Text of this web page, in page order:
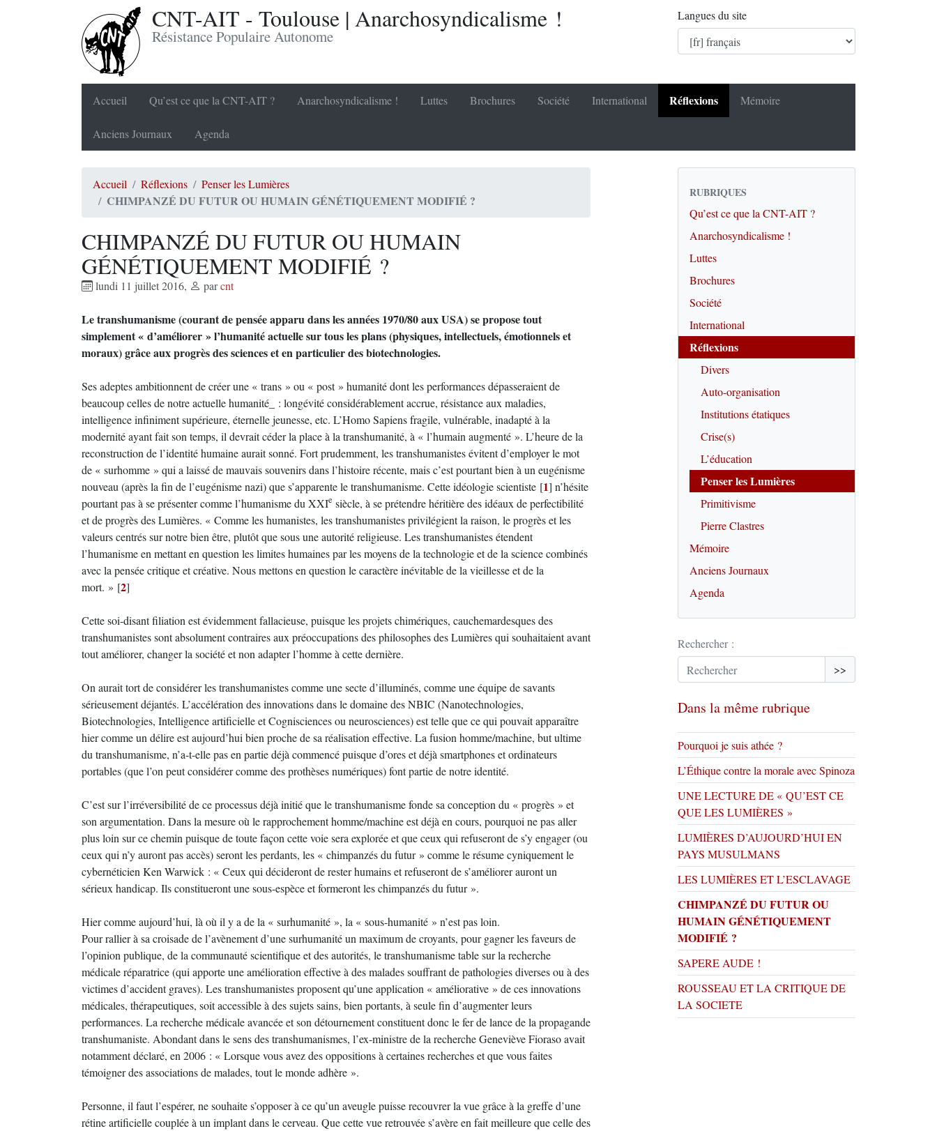
CNT-AIT - Toulouse | Anarchosyndicalisme !
Résistance Populaire Autonome
Langues du site
Accueil Qu’est ce que la CNT-AIT ? Anarchosyndicalisme ! Luttes Brochures Société International Réflexions Mémoire
Anciens Journaux Agenda
Accueil Réflexions Penser les Lumières
CHIMPANZÉ DU FUTUR OU HUMAIN GÉNÉTIQUEMENT MODIFIÉ ?
CHIMPANZÉ DU FUTUR OU HUMAIN
GÉNÉTIQUEMENT MODIFIÉ ?
lundi 11 juillet 2016, parcnt
Le transhumanisme (courant de pensée apparu dans les années 1970/80 aux USA) se propose tout
simplement « d’améliorer » l’humanité actuelle sur tous les plans (physiques, intellectuels, émotionnels et
moraux) grâce aux progrès des sciences et en particulier des biotechnologies.
Ses adeptes ambitionnent de créer une « trans » ou « post » humanité dont les performances dépasseraient de
beaucoup celles de notre actuelle humanité_ : longévité considérablement accrue, résistance aux maladies,
intelligence infiniment supérieure, éternelle jeunesse, etc. L’Homo Sapiens fragile, vulnérable, inadapté à la
modernité ayant fait son temps, il devrait céder la place à la transhumanité, à « l’humain augmenté ». L’heure de la
reconstruction de l’identité humaine aurait sonné. Fort prudemment, les transhumanistes évitent d’employer le mot
de « surhomme » qui a laissé de mauvais souvenirs dans l’histoire récente, mais c’est pourtant bien à un eugénisme
nouveau (après la fin de l’eugénisme nazi) que s’apparente le transhumanisme. Cette idéologie scientiste [1] n’hésite
pourtant pas à se présenter comme l’humanisme du XXIe siècle, à se prétendre héritière des idéaux de perfectibilité
et de progrès des Lumières. « Comme les humanistes, les transhumanistes privilégient la raison, le progrès et les
valeurs centrés sur notre bien être, plutôt que sous une autorité religieuse. Les transhumanistes étendent
l’humanisme en mettant en question les limites humaines par les moyens de la technologie et de la science combinés
avec la pensée critique et créative. Nous mettons en question le caractère inévitable de la vieillesse et de la
mort. » [2]
Cette soi-disant filiation est évidemment fallacieuse, puisque les projets chimériques, cauchemardesques des
transhumanistes sont absolument contraires aux préoccupations des philosophes des Lumières qui souhaitaient avant
tout améliorer, changer la société et non adapter l’homme à cette dernière.
On aurait tort de considérer les transhumanistes comme une secte d’illuminés, comme une équipe de savants
sérieusement déjantés. L’accélération des innovations dans le domaine des NBIC (Nanotechnologies,
Biotechnologies, Intelligence artificielle et Cognisciences ou neurosciences) est telle que ce qui pouvait apparaître
hier comme un délire est aujourd’hui bien proche de sa réalisation effective. La fusion homme/machine, but ultime
du transhumanisme, n’a-t-elle pas en partie déjà commencé puisque d’ores et déjà smartphones et ordinateurs
portables (que l’on peut considérer comme des prothèses numériques) font partie de notre identité.
C’est sur l’irréversibilité de ce processus déjà initié que le transhumanisme fonde sa conception du « progrès » et
son argumentation. Dans la mesure où le rapprochement homme/machine est déjà en cours, pourquoi ne pas aller
plus loin sur ce chemin puisque de toute façon cette voie sera explorée et que ceux qui refuseront de s’y engager (ou
ceux qui n’y auront pas accès) seront les perdants, les « chimpanzés du futur » comme le résume cyniquement le
cybernéticien Ken Warwick : « Ceux qui décideront de rester humains et refuseront de s’améliorer auront un
sérieux handicap. Ils constitueront une sous-espèce et formeront les chimpanzés du futur ».
Hier comme aujourd’hui, là où il y a de la « surhumanité », la « sous-humanité » n’est pas loin.
Pour rallier à sa croisade de l’avènement d’une surhumanité un maximum de croyants, pour gagner les faveurs de
l’opinion publique, de la communauté scientifique et des autorités, le transhumanisme table sur la recherche
médicale réparatrice (qui apporte une amélioration effective à des malades souffrant de pathologies diverses ou à des
victimes d’accident graves). Les transhumanistes proposent qu’une application « améliorative » de ces innovations
médicales, thérapeutiques, soit accessible à des sujets sains, bien portants, à seule fin d’augmenter leurs
performances. La recherche médicale avancée et son détournement constituent donc le fer de lance de la propagande
transhumaniste. Abondant dans le sens des transhumanismes, l’ex-ministre de la recherche Geneviève Fioraso avait
notamment déclaré, en 2006 : « Lorsque vous avez des oppositions à certaines recherches et que vous faites
témoigner des associations de malades, tout le monde adhère ».
Personne, il faut l’espérer, ne souhaite s’opposer à ce qu’un aveugle puisse recouvrer la vue grâce à la greffe d’une
rétine artificielle couplée à un implant dans le cerveau. Que cette vue retrouvée s’avère en fait meilleure que celle des
RUBRIQUES
Qu’est ce que la CNT-AIT ?
Anarchosyndicalisme !
Luttes
Brochures
Société
International
Réflexions
Divers
Auto-organisation
Institutions étatiques
Crise(s)
L’éducation
Penser les Lumières
Primitivisme
Pierre Clastres
Mémoire
Anciens Journaux
Agenda
Rechercher :
>>
Dans la même rubrique
Pourquoi je suis athée ?
L’Éthique contre la morale avec Spinoza
UNE LECTURE DE « QU’EST CE
QUE LES LUMIÈRES »
LUMIÈRES D’AUJOURD’HUI EN
PAYS MUSULMANS
LES LUMIÈRES ET L’ESCLAVAGE
CHIMPANZÉ DU FUTUR OU
HUMAIN GÉNÉTIQUEMENT
MODIFIÉ ?
SAPERE AUDE !
ROUSSEAU ET LA CRITIQUE DE
LA SOCIETE